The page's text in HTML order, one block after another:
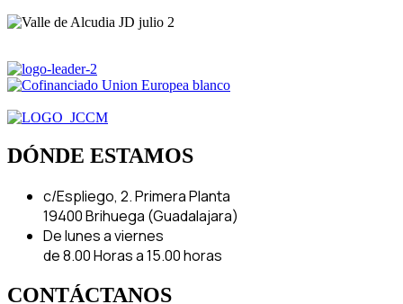
DÓNDE ESTAMOS
c/Espliego, 2. Primera Planta
19400 Brihuega (Guadalajara)
De lunes a viernes
de 8.00 Horas a 15.00 horas
CONTÁCTANOS